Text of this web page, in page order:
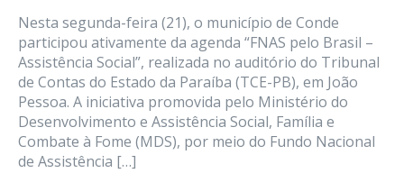
Nesta segunda-feira (21), o município de Conde
participou ativamente da agenda “FNAS pelo Brasil –
Assistência Social”, realizada no auditório do Tribunal
de Contas do Estado da Paraíba (TCE-PB), em João
Pessoa. A iniciativa promovida pelo Ministério do
Desenvolvimento e Assistência Social, Família e
Combate à Fome (MDS), por meio do Fundo Nacional
de Assistência […]